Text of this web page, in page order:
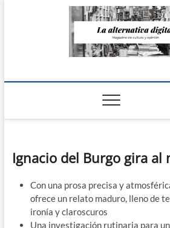
La
Ignacio del Burgo gira al
Con una prosa precisa y
ofrece un relato maduro, lleno de
ironía y claroscuros
Una investigación rutinaria para